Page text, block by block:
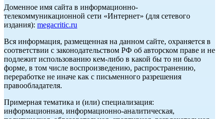
Доменное имя сайта в информационно-
телекоммуникационной сети «Интернет» (для сетевого
издания): megacritic.ru
Вся информация, размещенная на данном сайте, охраняется в
соответствии с законодательством РФ об авторском праве и не
подлежит использованию кем-либо в какой бы то ни было
форме, в том числе воспроизведению, распространению,
переработке не иначе как с письменного разрешения
правообладателя.
Примерная тематика и (или) специализация:
информационная, информационно-аналитическая,